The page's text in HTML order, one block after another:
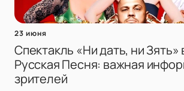
23 июня
Спектакль «Ни дать, ни Зять»
Русская Песня: важная
зрителей